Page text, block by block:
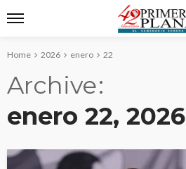
Home 2026 enero 22
Archive
enero 22, 2026